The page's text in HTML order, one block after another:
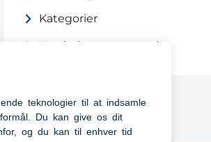
Kategorier
Vurdering og optagelse